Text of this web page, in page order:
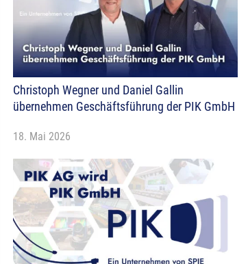
Christoph Wegner und Daniel Gallin
übernehmen Geschäftsführung der PIK GmbH
18. Mai 2026